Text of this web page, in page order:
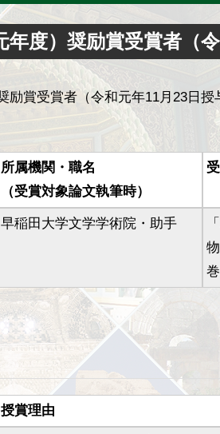
年度）奨励賞受賞者（
励賞受賞者（令和元年11月23日授
所属機関・職名
（受賞対象論文執筆時）
早稲田大学文学学術院・助手
授賞理由